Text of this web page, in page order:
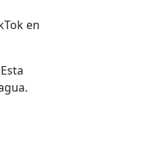
en